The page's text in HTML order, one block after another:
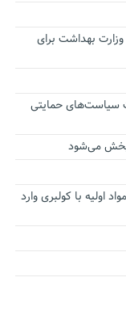
بهداشت برای
سیاست‌های حمایتی
می‌شود
اولیه با کولبری وارد